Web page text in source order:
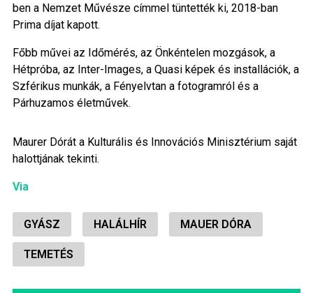
ben a Nemzet Művésze címmel tüntették ki, 2018-ban
Prima díjat kapott.
Főbb művei az Időmérés, az Önkéntelen mozgások, a
Hétpróba, az Inter-Images, a Quasi képek és installációk, a
Szférikus munkák, a Fényelvtan a fotogramról és a
Párhuzamos életművek.
Maurer Dórát a Kulturális és Innovációs Minisztérium saját
halottjának tekinti.
Via
GYÁSZ HALÁLHÍR MAUER DÓRA
TEMETÉS